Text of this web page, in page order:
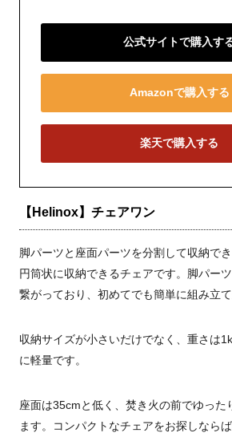
公式サイトで購入す
Amazonで購入する
楽天で購入する
【Helinox】チェアワン
脚パーツと座面パーツを分割して収納で
円筒状に収納できるチェアです。脚パー
繋がっており、初めてでも簡単に組み立て
収納サイズが小さいだけでなく、重さは
に軽量です。
座面は35cmと低く、焚き火の前でゆった
ます。コンパクトなチェアをお探しなら